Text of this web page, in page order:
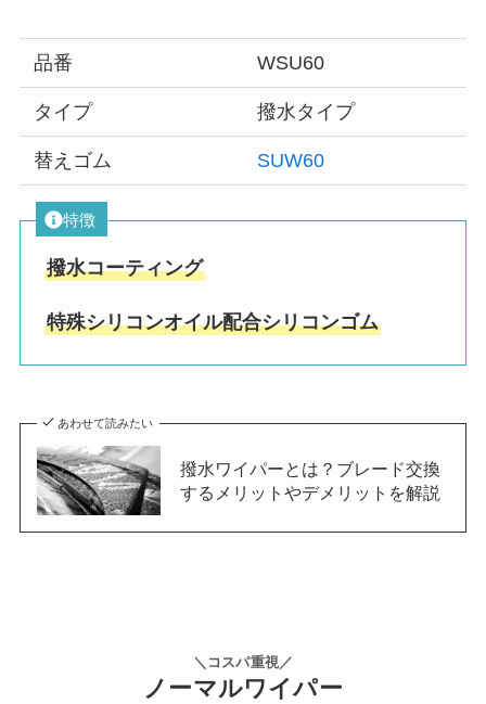
品番 WSU60
タイプ 撥水タイプ
替えゴム SUW60
特徴
撥水コーティング
特殊シリコンオイル配合シリコンゴム
あわせて読みたい
撥水ワイパーとは？ブレード交換
するメリットやデメリットを解説
＼コスパ重視／
ノーマルワイパー